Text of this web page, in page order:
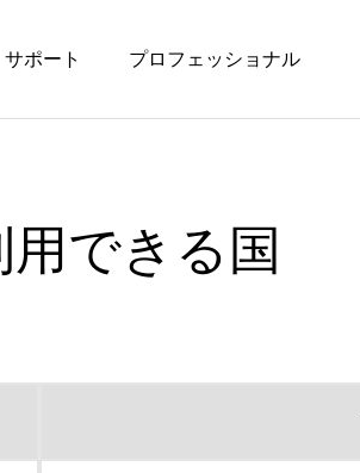
サポート プロフェッショナル
できる国